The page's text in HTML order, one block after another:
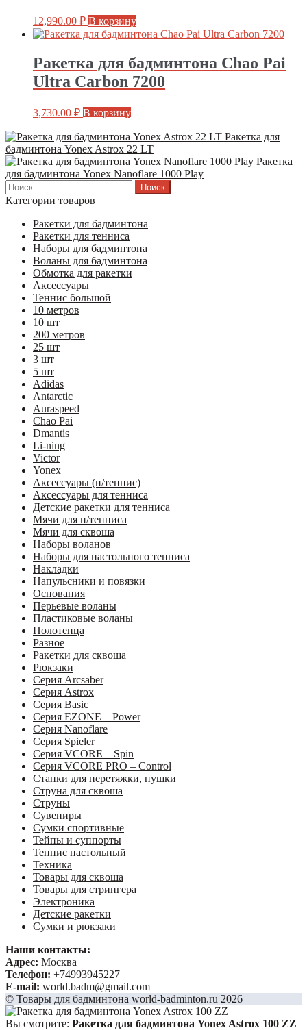
12,990.00 ₽ В корзину
Ракетка для бадминтона Chao Pai
Ultra Carbon 7200
3,730.00 ₽ В корзину
Ракетка для
бадминтона Yonex Astrox 22 LT
Ракетка
для бадминтона Yonex Nanoflare 1000 Play
Найти:
Категории товаров
Ракетки для бадминтона
Ракетки для тенниса
Наборы для бадминтона
Воланы для бадминтона
Обмотка для ракетки
Аксессуары
Теннис большой
10 метров
10 шт
200 метров
25 шт
3 шт
5 шт
Adidas
Antarctic
Auraspeed
Chao Pai
Dmantis
Li-ning
Victor
Yonex
Аксессуары (н/теннис)
Аксессуары для тенниса
Детские ракетки для тенниса
Мячи для н/тенниса
Мячи для сквоша
Наборы воланов
Наборы для настольного тенниса
Накладки
Напульсники и повязки
Основания
Перьевые воланы
Пластиковые воланы
Полотенца
Разное
Ракетки для сквоша
Рюкзаки
Серия Arcsaber
Серия Astrox
Серия Basic
Серия EZONE – Power
Серия Nanoflare
Серия Spieler
Серия VCORE – Spin
Серия VCORE PRO – Control
Станки для перетяжки, пушки
Струна для сквоша
Струны
Сувениры
Сумки спортивные
Тейпы и суппорты
Теннис настольный
Техника
Товары для сквоша
Товары для стрингера
Электроника
Детские ракетки
Сумки и рюкзаки
Наши контакты:
Адрес: Москва
Телефон: +74993945227
E-mail: world.badm@gmail.com
© Товары для бадминтона world-badminton.ru 2026
Вы смотрите: Ракетка для бадминтона Yonex Astrox 100 ZZ